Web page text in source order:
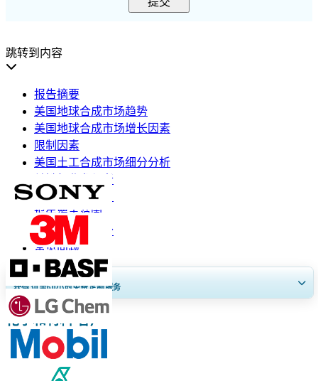
跳转到内容
报告摘要
美国地球合成市场趋势
美国地球合成市场增长因素
限制因素
美国土工合成市场细分分析
关键行业参与者
关键行业发展：
报告覆盖范围
报告范围和细分
常见问题
获得30至60小时免费定制服务
扩大区域和国家覆盖范围， 细分市场分析， 公司简介， 竞争基准分析，
化学和材料 客户